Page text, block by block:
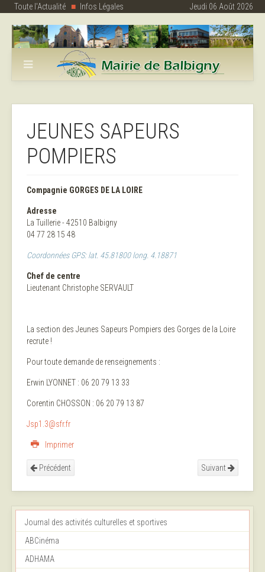
Toute l'Actualité Infos Légales Jeudi 06 Août 2026
JEUNES SAPEURS
POMPIERS
Compagnie GORGES DE LA LOIRE
Adresse
La Tuillerie - 42510 Balbigny
04 77 28 15 48
Coordonnées GPS: lat. 45.81800 long. 4.18871
Chef de centre
Lieutenant Christophe SERVAULT
La section des Jeunes Sapeurs Pompiers des Gorges de la Loire
recrute !
Pour toute demande de renseignements :
Erwin LYONNET : 06 20 79 13 33
Corentin CHOSSON : 06 20 79 13 87
Jsp1.3@sfr.fr
Imprimer
Précédent Suivant
Journal des activités culturelles et sportives
ABCinéma
ADHAMA